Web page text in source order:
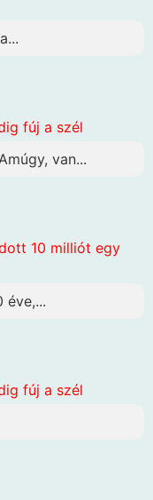
fúj a szél
van...
10 milliót egy
éve,...
fúj a szél